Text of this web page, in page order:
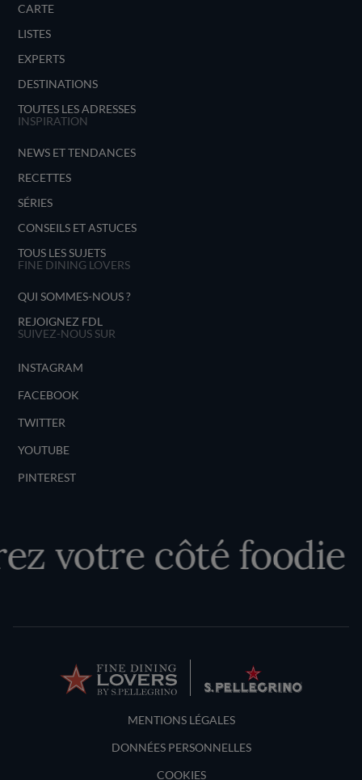
CARTE
LISTES
EXPERTS
DESTINATIONS
TOUTES LES ADRESSES
INSPIRATION
NEWS ET TENDANCES
RECETTES
SÉRIES
CONSEILS ET ASTUCES
TOUS LES SUJETS
FINE DINING LOVERS
QUI SOMMES-NOUS ?
REJOIGNEZ FDL
SUIVEZ-NOUS SUR
INSTAGRAM
FACEBOOK
TWITTER
YOUTUBE
PINTEREST
votre côté foodie
Terms and Conditions
MENTIONS LÉGALES
DONNÉES PERSONNELLES
COOKIES